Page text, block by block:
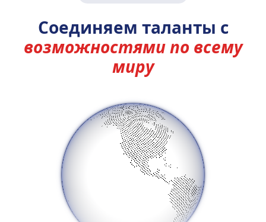
Соединяем таланты с
возможностями по всему
миру